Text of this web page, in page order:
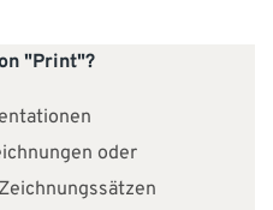
"Print"?
oder